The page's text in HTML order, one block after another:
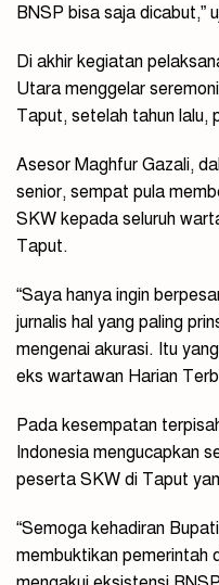
BNSP bisa saja dicabut,”
Di akhir kegiatan
Utara menggelar
Taput, setelah tahun lalu,
Asesor Maghfur Gazali,
senior, sempat pula
SKW kepada seluruh
Taput.
“Saya hanya ingin
jurnalis hal yang paling
mengenai akurasi. Itu
eks wartawan Harian
Pada kesempatan
Indonesia mengucapkan
peserta SKW di Taput
“Semoga kehadiran
membuktikan pemerintah